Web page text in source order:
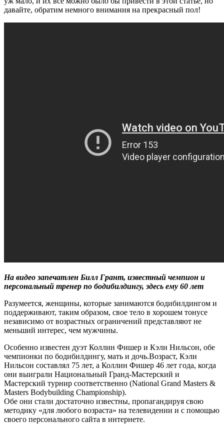
давайте, обратим немного внимания на прекрасный пол!
На видео запечатлен Билл Грант, известный чемпион и
персональный тренер по бодибилдингу, здесь ему 60 лет
Разумеется, женщины, которые занимаются бодибилдингом и
поддерживают, таким образом, свое тело в хорошем тонусе
независимо от возрастных ограничений представляют не
меньший интерес, чем мужчины.
Особенно известен дуэт Коллин Фишер и Кэли Нильсон, обе
чемпионки по бодибилдингу, мать и дочь.Возраст, Кэли
Нильсон составлял 75 лет, а Коллин Фишер 46 лет года, когда
они выиграли Национальный Гранд-Мастерский и
Мастерский турнир соответственно (National Grand Masters &
Masters Bodybuilding Championship).
Обе они стали достаточно известны, пропагандируя свою
методику «для любого возраста» на телевидении и с помощью
своего персонального сайта в интернете.